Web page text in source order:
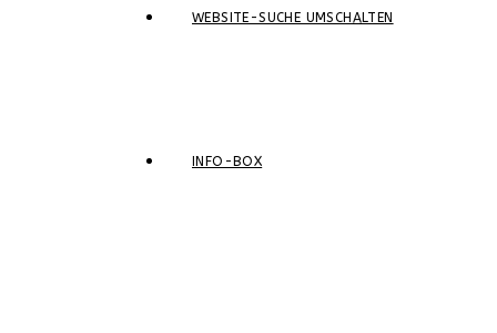
WEBSITE-SUCHE UMSCHALTEN
INFO-BOX